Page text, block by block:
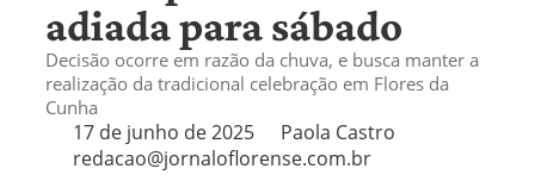
adiada para sábado
Decisão ocorre em razão da chuva, e busca manter a
realização da tradicional celebração em Flores da
Cunha
17 de junho de 2025
Paola Castro
redacao@jornaloflorense.com.br